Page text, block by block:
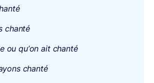
chanté
ou qu’on ait chanté
chanté